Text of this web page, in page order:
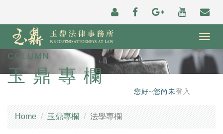
COLUMN
玉鼎專欄
您好~您尚未登入
Home 玉鼎專欄 法學專欄